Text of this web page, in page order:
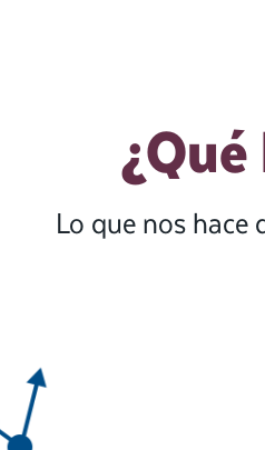
Lo que nos hace